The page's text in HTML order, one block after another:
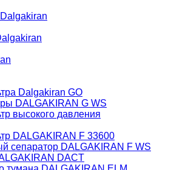
Dalgakiran GO
DALGAKIRAN G WS
высокого давления
DALGAKIRAN F 33600
сепаратор DALGAKIRAN F WS
DACT